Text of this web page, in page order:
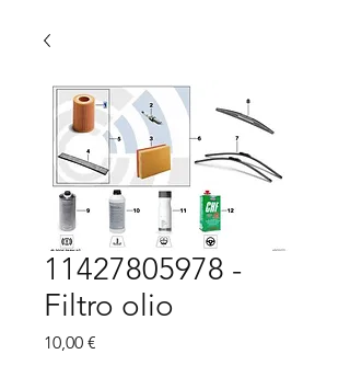
11427805978 -
Filtro olio
10,00 €